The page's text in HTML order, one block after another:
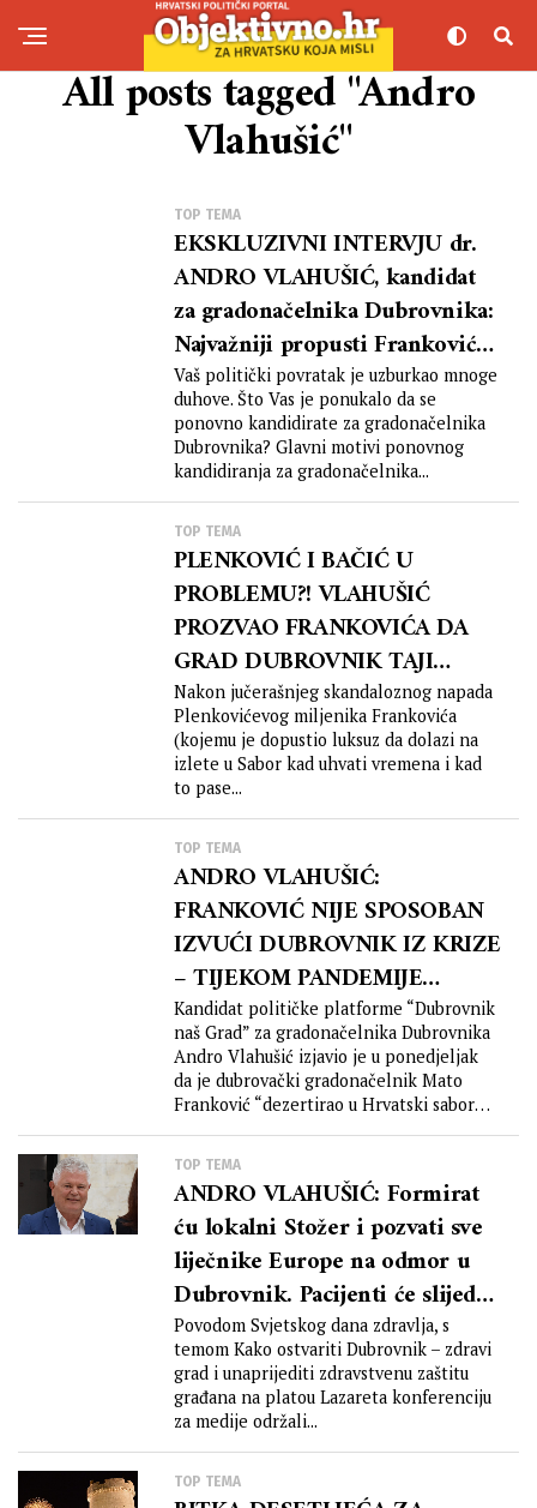
All posts tagged "Andro
Vlahušić"
TOP TEMA
EKSKLUZIVNI INTERVJU dr.
ANDRO VLAHUŠIĆ, kandidat
za gradonačelnika Dubrovnika:
Najvažniji propusti Frankovića
su davanje zidna na 15 godina
DPDS-u bez koncesije,
pogodovanje turističkim
agencijama za zaustavljanje na
Pilama
Vaš politički povratak je uzburkao mnoge
duhove. Što Vas je ponukalo da se
ponovno kandidirate za gradonačelnika
Dubrovnika? Glavni motivi ponovnog
kandidiranja za gradonačelnika...
TOP TEMA
PLENKOVIĆ I BAČIĆ U
PROBLEMU?! VLAHUŠIĆ
PROZVAO FRANKOVIĆA DA
GRAD DUBROVNIK TAJI
UGOVORE JAVNIH
PODUZEĆA?!
Nakon jučerašnjeg skandaloznog napada
Plenkovićevog miljenika Frankovića
(kojemu je dopustio luksuz da dolazi na
izlete u Sabor kad uhvati vremena i kad
to pase...
TOP TEMA
ANDRO VLAHUŠIĆ:
FRANKOVIĆ NIJE SPOSOBAN
IZVUĆI DUBROVNIK IZ KRIZE
– TIJEKOM PANDEMIJE
“DEZERTIRAO U SABOR”
Kandidat političke platforme “Dubrovnik
naš Grad” za gradonačelnika Dubrovnika
Andro Vlahušić izjavio je u ponedjeljak
da je dubrovački gradonačelnik Mato
Franković “dezertirao u Hrvatski sabor
TOP TEMA
ANDRO VLAHUŠIĆ: Formirat
ću lokalni Stožer i pozvati sve
liječnike Europe na odmor u
Dubrovnik. Pacijenti će slijediti
svoje liječnike!
Povodom Svjetskog dana zdravlja, s
temom Kako ostvariti Dubrovnik – zdravi
grad i unaprijediti zdravstvenu zaštitu
građana na platou Lazareta konferenciju
za medije održali...
TOP TEMA